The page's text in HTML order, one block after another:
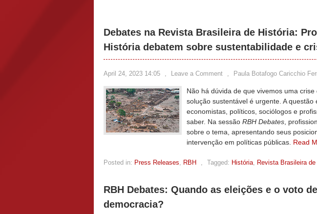
Debates na Revista Brasileira de História:
História debatem sobre sustentabilidade e
April 24, 2023 14:05 , Leave a Comment , Paula Botafogo Caricchio
Não há dúvida de que vivemos uma
solução sustentável é urgente. A questão
economistas, políticos, sociólogos e
saber. Na sessão RBH Debates ,
sobre o tema, apresentando seus
intervenção em políticas públicas. Read
Posted in: Press Releases, RBH , Tagged: História, Revista Brasileira
RBH Debates: Quando as eleições e o voto
democracia?